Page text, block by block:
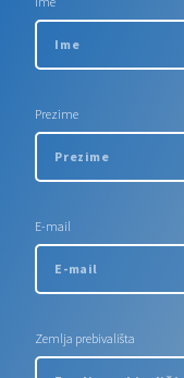
Prezime
E-mail
Zemlja prebivališta